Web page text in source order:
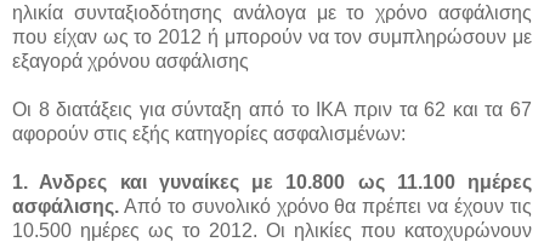
ηλικία συνταξιοδότησης ανάλογα με το χρόνο ασφάλισης
που είχαν ως το 2012 ή μπορούν να τον συμπληρώσουν με
εξαγορά χρόνου ασφάλισης
Οι 8 διατάξεις για σύνταξη από το ΙΚΑ πριν τα 62 και τα 67
αφορούν στις εξής κατηγορίες ασφαλισμένων:
1. Ανδρες και γυναίκες με 10.800 ως 11.100 ημέρες
ασφάλισης. Από το συνολικό χρόνο θα πρέπει να έχουν τις
10.500 ημέρες ως το 2012. Οι ηλικίες που κατοχυρώνουν